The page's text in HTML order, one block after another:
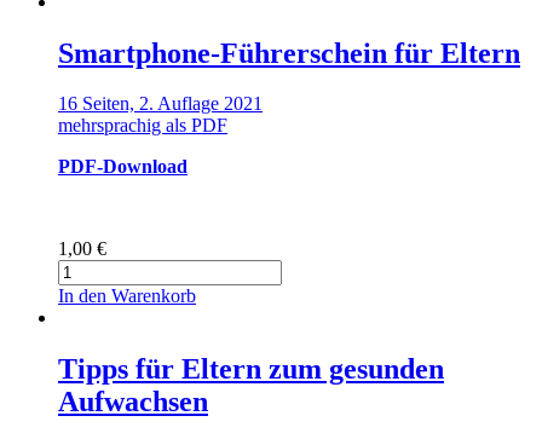
Smartphone-Führerschein für Eltern
16 Seiten, 2. Auflage 2021
mehrsprachig als PDF
PDF-Download
1,00 €
Smartphone-
Führerschein
Menge
In den Warenkorb
Tipps für Eltern zum gesunden
Aufwachsen